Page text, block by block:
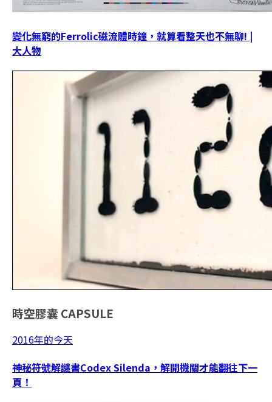
變化無窮的Ferrolic磁流體時鐘，就算看整天也不無聊! |
大人物
時空膠囊 CAPSULE
2016年的今天
神秘符號解謎書Codex Silenda，解開機關才能翻往下一
頁！